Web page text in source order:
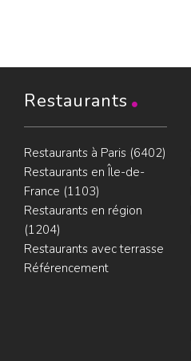
Restaurants
Restaurants à Paris (6402)
Restaurants en Île-de-
France (1103)
Restaurants en région
(1204)
Restaurants avec terrasse
Référencement